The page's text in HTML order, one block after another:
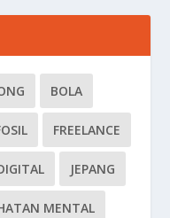
BOLA
FREELANCE
JEPANG
MENTAL